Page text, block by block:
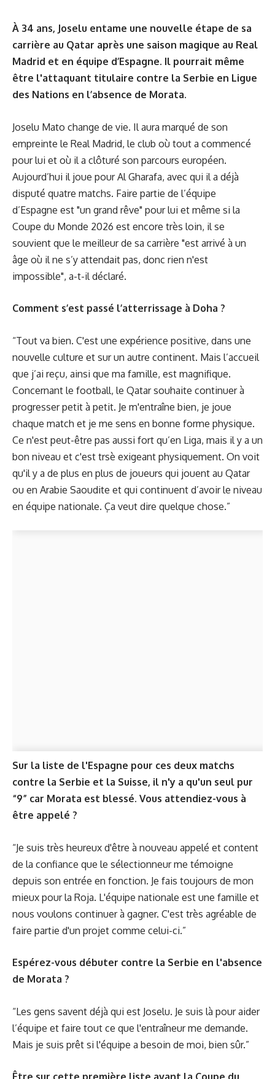
À 34 ans, Joselu entame une nouvelle étape de sa
carrière au Qatar après une saison magique au Real
Madrid et en équipe d’Espagne. Il pourrait même
être l'attaquant titulaire contre la Serbie en Ligue
des Nations en l’absence de Morata.
Joselu Mato change de vie. Il aura marqué de son
empreinte le Real Madrid, le club où tout a commencé
pour lui et où il a clôturé son parcours européen.
Aujourd’hui il joue pour Al Gharafa, avec qui il a déjà
disputé quatre matchs. Faire partie de l’équipe
d’Espagne est "un grand rêve" pour lui et même si la
Coupe du Monde 2026 est encore très loin, il se
souvient que le meilleur de sa carrière "est arrivé à un
âge où il ne s’y attendait pas, donc rien n'est
impossible", a-t-il déclaré.
Comment s’est passé l’atterrissage à Doha ?
“Tout va bien. C'est une expérience positive, dans une
nouvelle culture et sur un autre continent. Mais l’accueil
que j’ai reçu, ainsi que ma famille, est magnifique.
Concernant le football, le Qatar souhaite continuer à
progresser petit à petit. Je m'entraîne bien, je joue
chaque match et je me sens en bonne forme physique.
Ce n'est peut-être pas aussi fort qu’en Liga, mais il y a un
bon niveau et c'est trsè exigeant physiquement. On voit
qu'il y a de plus en plus de joueurs qui jouent au Qatar
ou en Arabie Saoudite et qui continuent d’avoir le niveau
en équipe nationale. Ça veut dire quelque chose.”
Sur la liste de l'Espagne pour ces deux matchs
contre la Serbie et la Suisse, il n'y a qu'un seul pur
“9” car Morata est blessé. Vous attendiez-vous à
être appelé ?
“Je suis très heureux d'être à nouveau appelé et content
de la confiance que le sélectionneur me témoigne
depuis son entrée en fonction. Je fais toujours de mon
mieux pour la Roja. L'équipe nationale est une famille et
nous voulons continuer à gagner. C'est très agréable de
faire partie d'un projet comme celui-ci.”
Espérez-vous débuter contre la Serbie en l'absence
de Morata ?
“Les gens savent déjà qui est Joselu. Je suis là pour aider
l’équipe et faire tout ce que l'entraîneur me demande.
Mais je suis prêt si l'équipe a besoin de moi, bien sûr.”
Être sur cette première liste avant la Coupe du